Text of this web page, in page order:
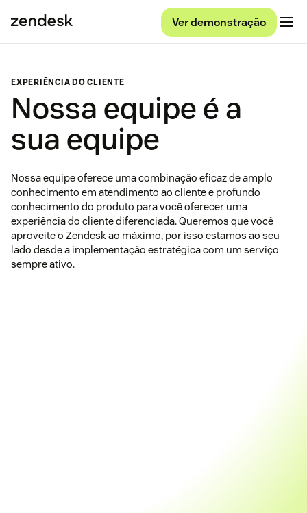
Ver demonstração
EXPERIÊNCIA DO CLIENTE
Nossa equipe é a
sua equipe
Nossa equipe oferece uma combinação eficaz de amplo
conhecimento em atendimento ao cliente e profundo
conhecimento do produto para você oferecer uma
experiência do cliente diferenciada. Queremos que você
aproveite o Zendesk ao máximo, por isso estamos ao seu
lado desde a implementação estratégica com um serviço
sempre ativo.